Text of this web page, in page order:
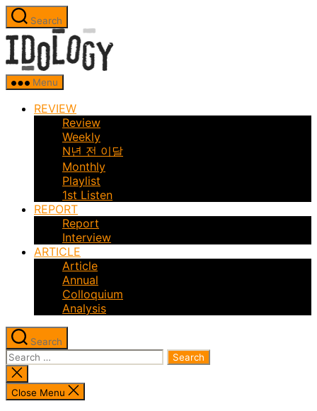
Skip
to
the
content
Search
Menu
REVIEW
Review
Weekly
N년 전 이달
Monthly
Playlist
1st Listen
REPORT
Report
Interview
ARTICLE
Article
Annual
Colloquium
Analysis
Search
Search
for:
Close
search
Close Menu